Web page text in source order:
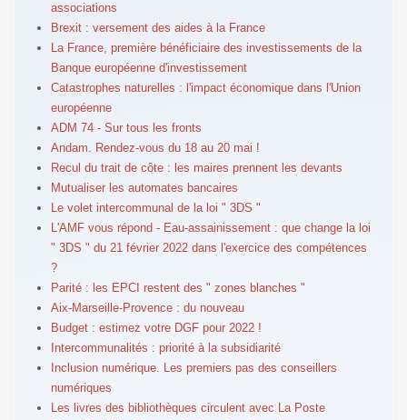
associations
Brexit : versement des aides à la France
La France, première bénéficiaire des investissements de la
Banque européenne d'investissement
Catastrophes naturelles : l'impact économique dans l'Union
européenne
ADM 74 - Sur tous les fronts
Andam. Rendez-vous du 18 au 20 mai !
Recul du trait de côte : les maires prennent les devants
Mutualiser les automates bancaires
Le volet intercommunal de la loi " 3DS "
L'AMF vous répond - Eau-assainissement : que change la loi
" 3DS " du 21 février 2022 dans l'exercice des compétences
?
Parité : les EPCI restent des " zones blanches "
Aix-Marseille-Provence : du nouveau
Budget : estimez votre DGF pour 2022 !
Intercommunalités : priorité à la subsidiarité
Inclusion numérique. Les premiers pas des conseillers
numériques
Les livres des bibliothèques circulent avec La Poste